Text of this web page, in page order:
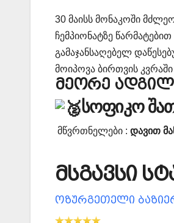
30 მაისს მონაკოში
ჩემპიონატზე
გამაჯანსაღებელ
მოიპოვა ბირთვის
მეორე
სოფიკო
მწვრთნელები : დავით
მსგავსი
ოზურგეთელი